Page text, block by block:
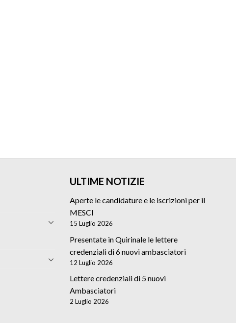
ULTIME NOTIZIE
Aperte le candidature e le iscrizioni per il
MESCI
15 Luglio 2026
Presentate in Quirinale le lettere
credenziali di 6 nuovi ambasciatori
12 Luglio 2026
Lettere credenziali di 5 nuovi
Ambasciatori
2 Luglio 2026